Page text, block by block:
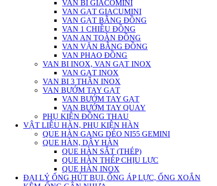
VAN BI GIACOMINI
VAN GẠT GIACUMINI
VAN GẠT BẰNG ĐỒNG
VAN 1 CHIỀU ĐỒNG
VAN AN TOÀN ĐỒNG
VAN VẶN BẰNG ĐỒNG
VAN PHAO ĐỒNG
VAN BI INOX, VAN GẠT INOX
VAN GẠT INOX
VAN BI 3 THÂN INOX
VAN BƯỚM TAY GẠT
VAN BƯỚM TAY GẠT
VAN BƯỚM TAY QUAY
PHỤ KIỆN ĐỒNG THAU
VẬT LIỆU HÀN, PHỤ KIỆN HÀN
QUE HÀN GANG DẺO NI55 GEMINI
QUE HÀN, DÂY HÀN
QUE HÀN SẮT (THÉP)
QUE HÀN THÉP CHỊU LỰC
QUE HÀN INOX
ĐẠI LÝ ỐNG HÚT BỤI, ỐNG ÁP LỰC, ỐNG XOẮN